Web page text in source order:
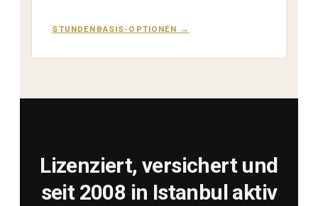
STUNDENBASIS-OPTIONEN →
Lizenziert, versichert und
seit 2008 in Istanbul aktiv